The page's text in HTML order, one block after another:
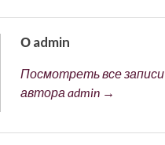
О admin
Посмотреть все записи
автора admin →